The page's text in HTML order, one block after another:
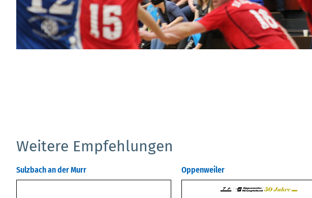
Weitere Empfehlungen
Sulzbach an der Murr Oppenweiler